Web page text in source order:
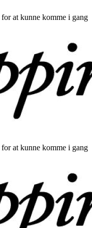
at kunne komme i gang
at kunne komme i gang